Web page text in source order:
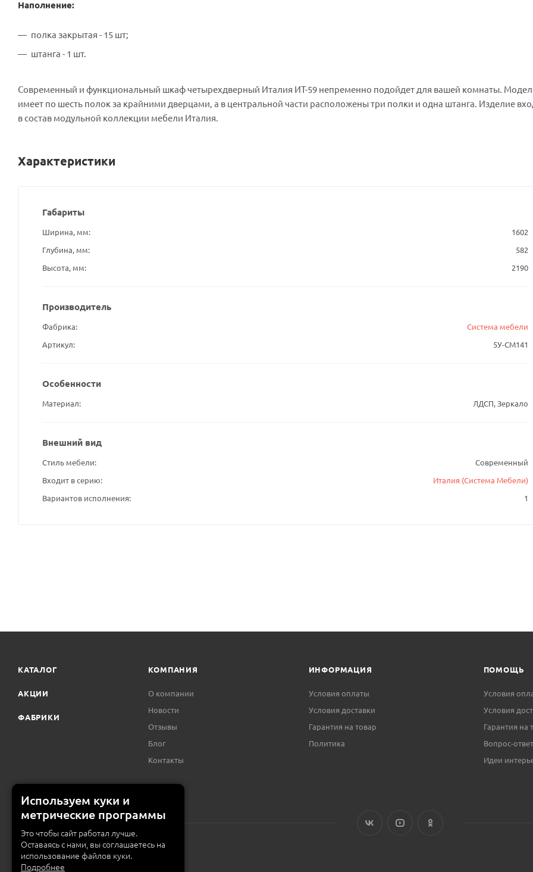
Наполнение:
полка закрытая - 15 шт;
штанга - 1 шт.
Современный и функциональный шкаф четырехдверный Италия ИТ-59 непременно подойдет для вашей комнаты.
имеет по шесть полок за крайними дверцами, а в центральной части расположены три полки и одна штанга. Изделие
в состав модульной коллекции мебели Италия.
Характеристики
Габариты
Ширина, мм
1602
Глубина, мм
582
Высота, мм
2190
Производитель
Фабрика
Система мебели
Артикул
5У-СМ141
Особенности
Материал ЛДСП, Зеркало
Внешний вид
Стиль мебели
Современный
Входит в серию
Италия (Система Мебели)
Вариантов исполнения
1
КАТАЛОГ
АКЦИИ
ФАБРИКИ
КОМПАНИЯ
О компании
Новости
Отзывы
Блог
Контакты
ИНФОРМАЦИЯ
Условия оплаты
Условия доставки
Гарантия на товар
Политика
ПОМОЩЬ
Условия
Условия
Гарантия на
Вопрос-ответ
Идеи
Используем куки и
метрические программы
Это чтобы сайт работал лучше.
Оставаясь с нами, вы соглашаетесь на
использование файлов куки.
Подробнее